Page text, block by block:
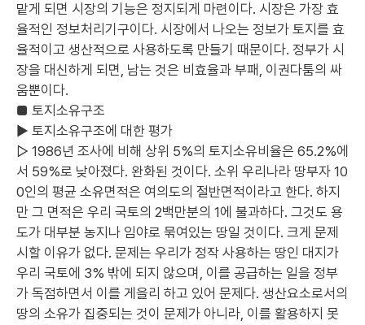
맡게 되면 시장의 기능은 정지되게 마련이다. 시장은 가장 효
율적인 정보처리기구이다. 시장에서 나오는 정보가 토지를 효
율적이고 생산적으로 사용하도록 만들기 때문이다. 정부가 시
장을 대신하게 되면, 남는 것은 비효율과 부패, 이권다툼의 싸
움뿐이다.
■ 토지소유구조
▶ 토지소유구조에 대한 평가
▷ 1986년 조사에 비해 상위 5%의 토지소유비율은 65.2%에
서 59%로 낮아졌다. 완화된 것이다. 소위 우리나라 땅부자 10
0인의 평균 소유면적은 여의도의 절반면적이라고 한다. 하지
만 그 면적은 우리 국토의 2백만분의 1에 불과하다. 그것도 용
도가 대부분 농지나 임야로 묶여있는 땅일 것이다. 크게 문제
시할 이유가 없다. 문제는 우리가 정작 사용하는 땅인 대지가
우리 국토에 3% 밖에 되지 않으며, 이를 공급하는 일을 정부
가 독점하면서 이를 게을리 하고 있어 문제다. 생산요소로서의
땅의 소유가 집중되는 것이 문제가 아니라, 이를 활용하지 못